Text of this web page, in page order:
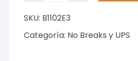
BR1100M2-
LM
SKU: B1102E3
Categoría: No Breaks y UPS